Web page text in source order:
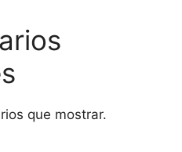
que mostrar.